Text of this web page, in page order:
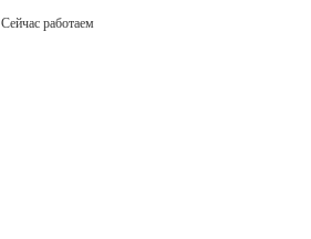
Сейчас работаем